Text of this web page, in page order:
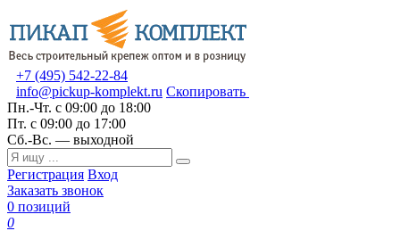
+7 (495) 542-22-84
info@pickup-komplekt.ru Скопировать
Пн.-Чт. с 09:00 до 18:00
Пт. с 09:00 до 17:00
Сб.-Вс. — выходной
Регистрация Вход
Заказать звонок
0 позиций
0